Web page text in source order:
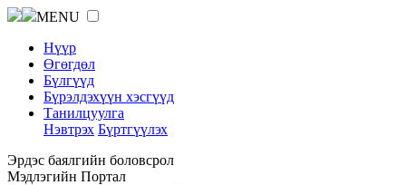
MENU
Нүүр
Өгөгдөл
Бүлгүүд
Бүрэлдэхүүн хэсгүүд
Танилцуулга
Нэвтрэх Бүртгүүлэх
Эрдэс баялгийн боловсрол
Мэдлэгийн Портал